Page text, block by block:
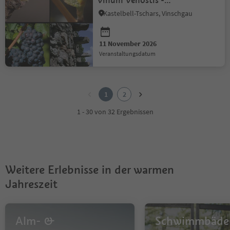
Weinbau in Kastelbell:
Weingut Rebhof
Kastelbell-Tschars, Vinschgau
11 November 2026
Veranstaltungsdatum
1
2
1 - 30 von 32 Ergebnissen
Weitere Erlebnisse in der warmen
Jahreszeit
Alm- &